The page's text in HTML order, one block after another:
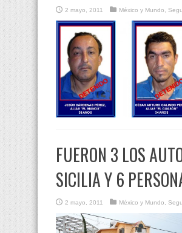
2 mayo, 2011 México y Mundo
FUERON 3 LOS
SICILIA Y 6
2 mayo, 2011 México y Mundo